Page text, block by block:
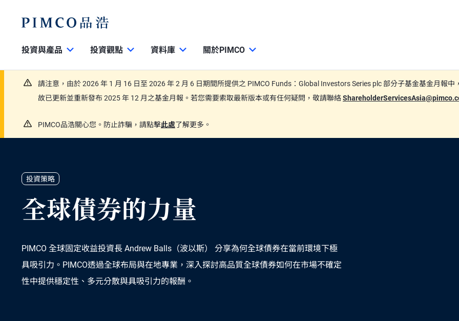
投資與產品 投資觀點 資料庫 關於PIMCO
請注意，由於 2026 年 1 月 16 日至 2026 年 2 月 6 日期間所提供之 PIMCO Funds：Global Investors Series plc 部分子基金基金月報
故已更新並重新發布 2025 年 12 月之基金月報。若您需要索取最新版本或有任何疑問，敬請聯絡
PIMCO品浩關心您。防止詐騙，請點擊此處了解更多。
投資策略
全球債券的力量
PIMCO 全球固定收益投資長 Andrew Balls（波以斯） 分享為何全球債券在當前環境下極
具吸引力。PIMCO透過全球布局與在地專業，深入探討高品質全球債券如何在市場不確定
性中提供穩定性、多元分散與具吸引力的報酬。